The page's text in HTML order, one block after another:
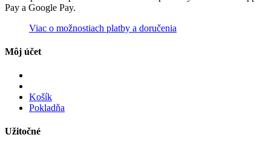
Pay a Google Pay.
Viac o možnostiach platby a doručenia
Môj účet
Košík
Pokladňa
Užitočné